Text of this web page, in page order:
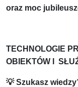
oraz moc
TECHNOLOGIE
OBIEKTÓW I
💡 Szukasz